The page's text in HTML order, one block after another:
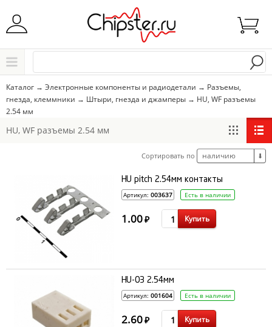
Начните водить название города..
Выбрать
Каталог → Электронные компоненты и радиодетали → Разъемы,
гнезда, клеммники → Штыри, гнезда и джамперы → HU, WF разъемы
2.54 мм
HU, WF разъемы 2.54 мм
Сортировать по наличию ⬇
HU pitch 2.54мм контакты
Артикул: 003637 Есть в наличии
1.00₽ Купить
HU-03 2.54мм
Артикул: 001604 Есть в наличии
2.60₽ Купить